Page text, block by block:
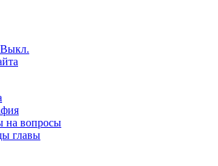
Выкл.
на вопросы
главы